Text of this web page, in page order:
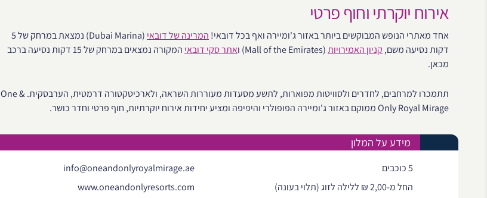
אירוח יוקרתי וחוף פרטי
אחד מאתרי הנופש המבוקשים ביותר באזור ג'ומיירה ואף בכל דובאי! המרינה של דובאי
(Dubai Marina) נמצאת במרחק של 5
דקות נסיעה משם, קניון האמירויות(Mall of the Emirates) ו אתר סקי דובאי
המקורה נמצאים במרחק של 15 דקות נסיעה ברכב
מכאן.
תתמכרו למרחבים, לחדרים ולסוויטות מפוארות, לתשע מסעדות מעוררות השראה, ולארכיטקטורה דרמטית, הערבסקית. One &
Only Royal Mirage ממוקם באזור ג'ומיירה הפופולרי והיפיפה ומציע יחידות אירוח יוקרתיות, חוף פרטי וחדר כושר.
מידע על המלון
5 כוכבים
החל מ-2,00 ₪ ללילה לזוג (תלוי בעונה)
info@oneandonlyroyalmirage.ae
www.oneandonlyresorts.com